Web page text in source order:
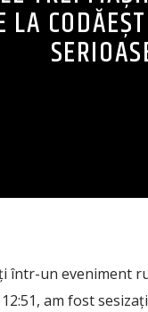
LA
într-un eveniment
am fost